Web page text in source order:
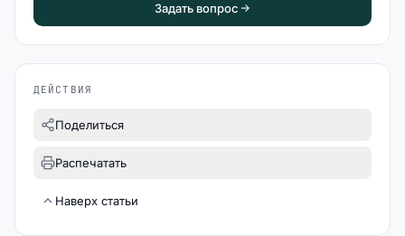
Задать вопрос
ДЕЙСТВИЯ
Поделиться
Распечатать
Наверх статьи